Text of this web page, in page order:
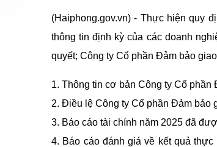
(Haiphong.gov.vn) - Thực hiện quy
thông tin định kỳ của các doanh
quyết; Công ty Cổ phần Đảm bảo
1. Thông tin cơ bản Công ty Cổ
2. Điều lệ Công ty Cổ phần Đảm bảo
3. Báo cáo tài chính năm 2025 đã
4. Báo cáo đánh giá về kết quả